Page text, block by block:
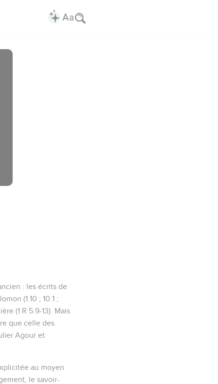
: les écrits de
(1.10 ; 10.1 ;
(1 R 5.9-13). Mais
que celle des
Agour et
au moyen
le savoir-